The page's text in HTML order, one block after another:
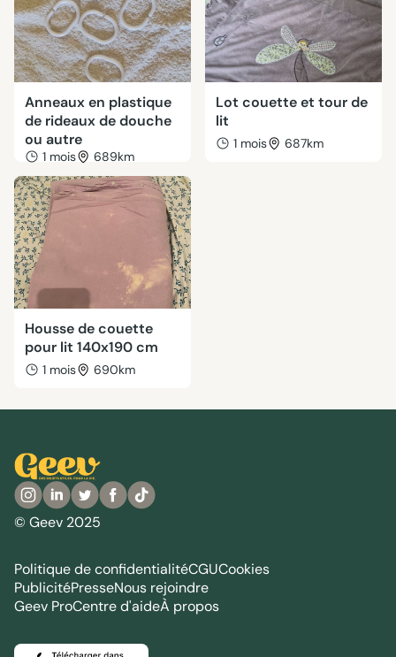
Anneaux en plastique
de rideaux de douche
ou autre
1 mois 689km
Lot couette et tour de
lit
1 mois 687km
Housse de couette
pour lit 140x190 cm
1 mois 690km
© Geev 2025
Politique de confidentialitéCGUCookies
PublicitéPresseNous rejoindre
Geev ProCentre d'aideÀ propos